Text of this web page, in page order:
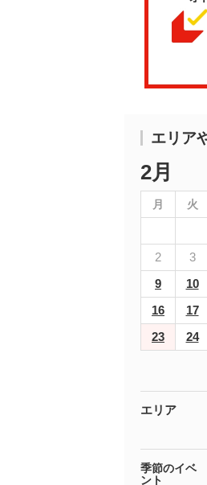
エリア
2月
月 火
2
3
9
10
16
17
23
24
エリア
季節のイベ
ント